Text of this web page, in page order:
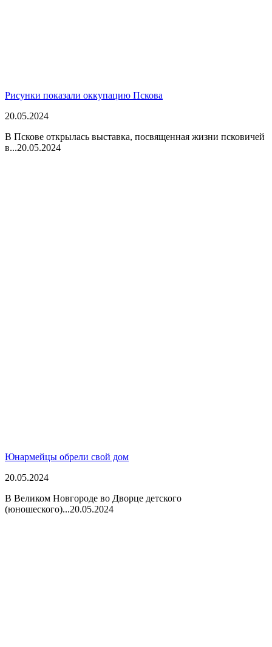
Рисунки показали оккупацию Пскова
20.05.2024
В Пскове открылась выставка, посвященная жизни псковичей
в...20.05.2024
Юнармейцы обрели свой дом
20.05.2024
В Великом Новгороде во Дворце детского
(юношеского)...20.05.2024